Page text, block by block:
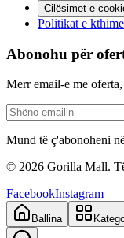
Cilësimet e
Politikat e
Abonohu për
Merr email-e me
Mund të ç'abonoheni
© 2026 Gorilla Mall.
FacebookInstagram
Ballina